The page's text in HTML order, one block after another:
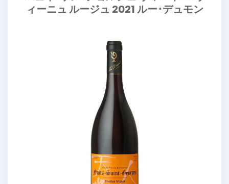
ィーニュ ルージュ 2021 ルー･デュモン